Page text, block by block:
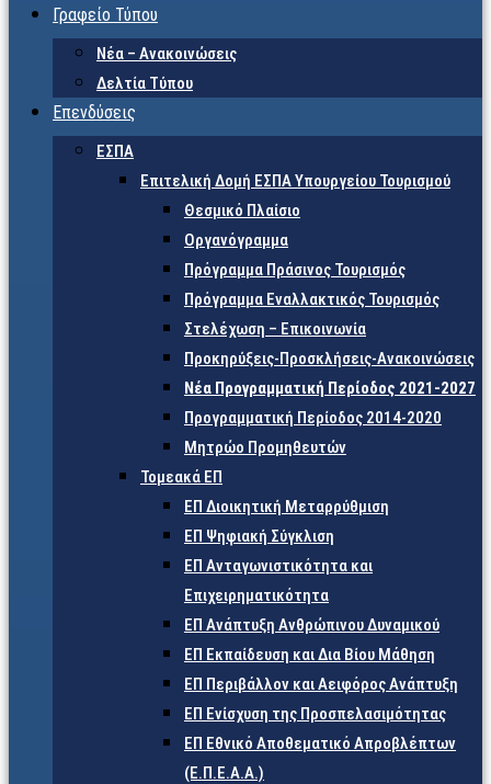
Γραφείο Τύπου
Νέα – Ανακοινώσεις
Δελτία Τύπου
Επενδύσεις
ΕΣΠΑ
Επιτελική Δομή ΕΣΠΑ Υπουργείου Τουρισμού
Θεσμικό Πλαίσιο
Οργανόγραμμα
Πρόγραμμα Πράσινος Τουρισμός
Πρόγραμμα Εναλλακτικός Τουρισμός
Στελέχωση – Επικοινωνία
Προκηρύξεις-Προσκλήσεις-Ανακοινώσεις
Νέα Προγραμματική Περίοδος 2021-2027
Προγραμματική Περίοδος 2014-2020
Μητρώο Προμηθευτών
Τομεακά ΕΠ
ΕΠ Διοικητική Μεταρρύθμιση
ΕΠ Ψηφιακή Σύγκλιση
ΕΠ Ανταγωνιστικότητα και
Επιχειρηματικότητα
ΕΠ Ανάπτυξη Ανθρώπινου Δυναμικού
ΕΠ Εκπαίδευση και Δια Βίου Μάθηση
ΕΠ Περιβάλλον και Αειφόρος Ανάπτυξη
ΕΠ Ενίσχυση της Προσπελασιμότητας
ΕΠ Εθνικό Αποθεματικό Απροβλέπτων
(Ε.Π.Ε.Α.Α.)